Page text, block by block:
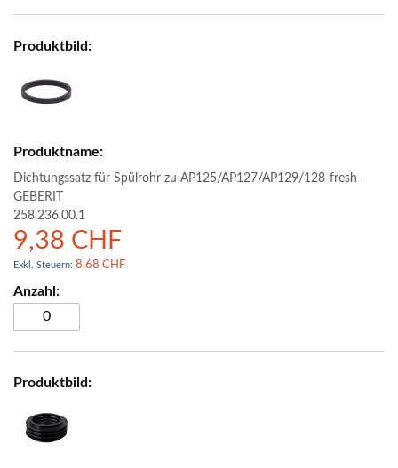
Dichtungssatz für Spülrohr zu AP125/AP127/AP129/128-fresh
GEBERIT
258.236.00.1
9,38 CHF
8,68 CHF